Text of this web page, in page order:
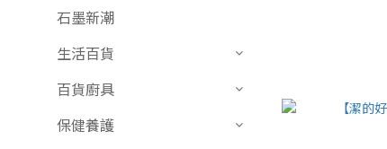
石墨新潮
生活百貨
百貨廚具
保健養護